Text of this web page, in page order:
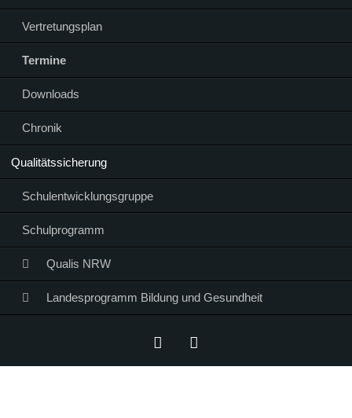
Vertretungsplan
Termine
Downloads
Chronik
Qualitätssicherung
Schulentwicklungsgruppe
Schulprogramm
Qualis NRW
Landesprogramm Bildung und Gesundheit